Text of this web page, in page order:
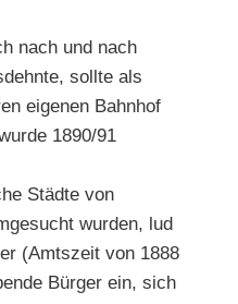
nach und nach
sollte als
eigenen Bahnhof
1890/91
Städte von
wurden, lud
(Amtszeit von 1888
Bürger ein, sich